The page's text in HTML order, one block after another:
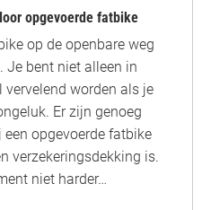
opgevoerde fatbike
op de openbare weg
Je bent niet alleen in
vervelend worden als je
Er zijn genoeg
opgevoerde fatbike
verzekeringsdekking is.
niet harder…